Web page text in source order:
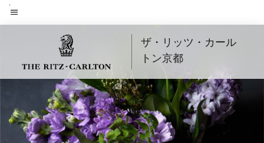
Skip
toメニューのテキスト
ザ・リッツ・カール
トン京都